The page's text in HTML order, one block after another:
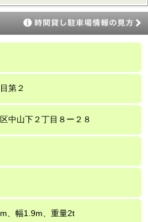
第２
中山下２丁目８ー２８
、幅1.9m、重量2t